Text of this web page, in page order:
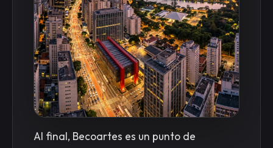
Al final, Becoartes es un punto de